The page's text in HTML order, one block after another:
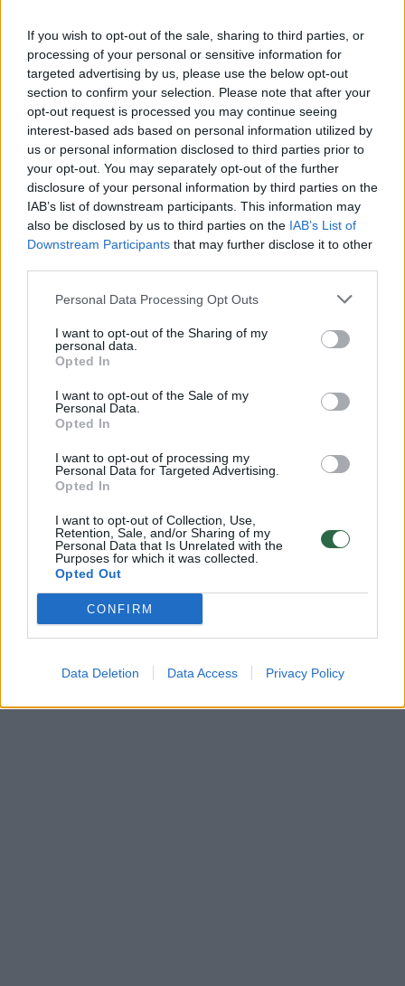
If you wish to opt-out of the sale, sharing to third parties, or
processing of your personal or sensitive information for
targeted advertising by us, please use the below opt-out
section to confirm your selection. Please note that after your
opt-out request is processed you may continue seeing
interest-based ads based on personal information utilized by
us or personal information disclosed to third parties prior to
your opt-out. You may separately opt-out of the further
disclosure of your personal information by third parties on the
IAB’s list of downstream participants. This information may
also be disclosed by us to third parties on the IAB’s List of
Downstream Participants that may further disclose it to other
Personal Data Processing Opt Outs
I want to opt-out of the Sharing of my
personal data.
Opted In
I want to opt-out of the Sale of my
Personal Data.
Opted In
I want to opt-out of processing my
Personal Data for Targeted Advertising.
Opted In
I want to opt-out of Collection, Use,
Retention, Sale, and/or Sharing of my
Personal Data that Is Unrelated with the
Purposes for which it was collected.
Opted Out
CONFIRM
Data Deletion Data Access Privacy Policy
13 Kauno „Žalgiris“ 34 15 19 -43 26262669
Vitorijos „Baskonia“ 34 -35 2795
15 Vilerbano ASVEL 34 13 21 -15727402897 26
16 Maccabi Playtika Tel Aviv 34 11 23 -13129213052 22
17 Bolonijos „Virtus“ 34 9 25 -15126832834 18
Berlyno ALBA 34 5 3074
Šarūnas Jasikevičius
Rodyti daugiau žymių
Komentuoti po šiuo straipsniu
Komentuoti gali tik Lrytas registruoti vartotojai.
Prisijunkite prie registruotų vartotojų
bendruomenės ir bendraukite komentaruose!
Rodyti komentarus
Prisijungti komentatoriams